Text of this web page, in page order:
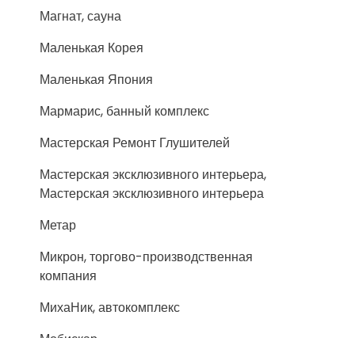
Магнат, сауна
Маленькая Корея
Маленькая Япония
Мармарис, банный комплекс
Мастерская Ремонт Глушителей
Мастерская эксклюзивного интерьера,
Мастерская эксклюзивного интерьера
Метар
Микрон, торгово-производственная
компания
МихаНик, автокомплекс